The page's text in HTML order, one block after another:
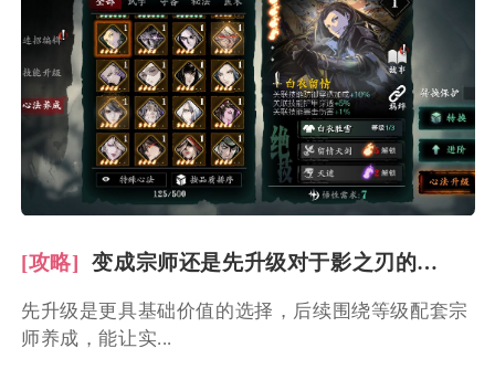
[攻略] 变成宗师还是先升级对于影之刃的实力提升更有帮助
先升级是更具基础价值的选择，后续围绕等级配套宗
师养成，能让实...